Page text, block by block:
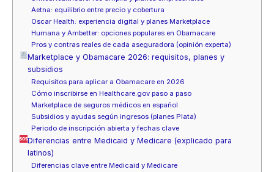
Aetna: equilibrio entre precio y cobertura
Oscar Health: experiencia digital y planes Marketplace
Humana y Ambetter: opciones populares en Obamacare
Pros y contras reales de cada aseguradora (opinión experta)
Marketplace y Obamacare 2026: requisitos, planes y
subsidios
Requisitos para aplicar a Obamacare en 2026
Cómo inscribirse en Healthcare.gov paso a paso
Marketplace de seguros médicos en español
Subsidios y ayudas según ingresos (planes Plata)
Periodo de inscripción abierta y fechas clave
Diferencias entre Medicaid y Medicare (explicado para
latinos)
Diferencias clave entre Medicaid y Medicare